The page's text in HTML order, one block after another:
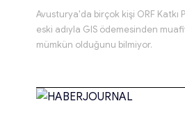
Avusturya'da birçok kişi ORF Katkı
eski adıyla GIS ödemesinden
mümkün olduğunu bilmiyor.